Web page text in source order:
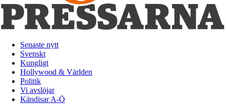
Senaste nytt
Svenskt
Kungligt
Hollywood & Världen
Politik
Vi avslöjar
Kändisar A-Ö